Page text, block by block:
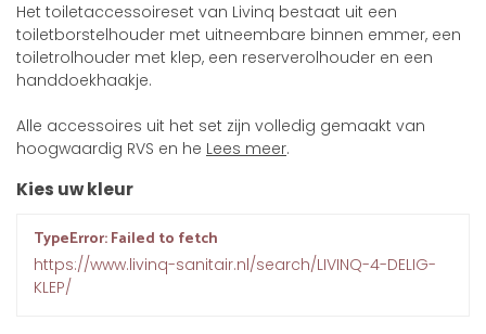
Het toiletaccessoireset van Livinq bestaat uit een
toiletborstelhouder met uitneembare binnen emmer, een
toiletrolhouder met klep, een reserverolhouder en een
handdoekhaakje.
Alle accessoires uit het set zijn volledig gemaakt van
hoogwaardig RVS en he Lees meer.
Kies uw kleur
TypeError: Failed to fetch
https://www.livinq-sanitair.nl/search/LIVINQ-4-DELIG-
KLEP/